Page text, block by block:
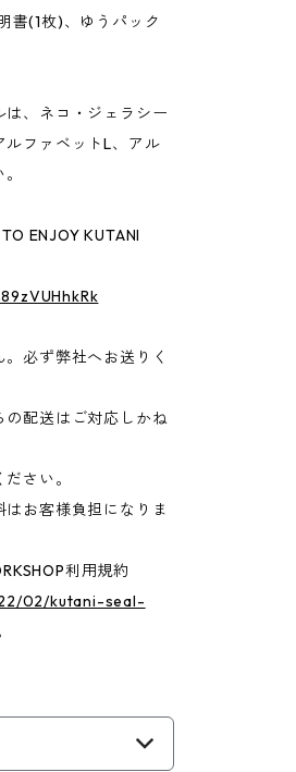
書(1枚)、ゆうパック
、ネコ・ジェラシー
ルファベットL、アル
ENJOY KUTANI
必ず弊社へお送りく
配送はご対応しかね
さい。
お客様負担になりま
利用規約
02/kutani-seal-